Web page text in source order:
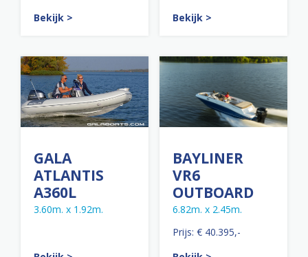
Bekijk >
Bekijk >
GALA
ATLANTIS
A360L
3.60m. x 1.92m.
BAYLINER
VR6
OUTBOARD
6.82m. x 2.45m.
Prijs: € 40.395,-